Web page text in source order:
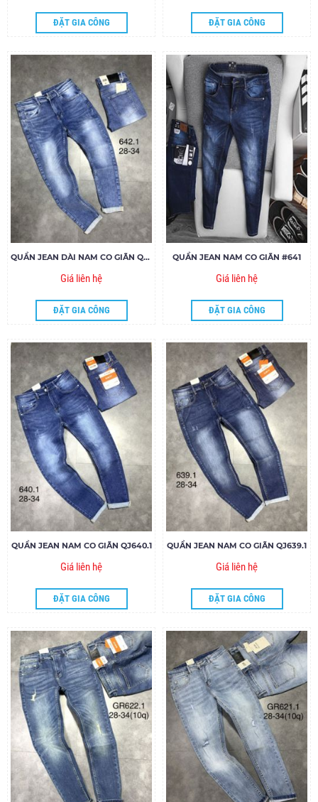
ĐẶT GIA CÔNG ĐẶT GIA CÔNG
QUẦN JEAN DÀI NAM CO GIÃN QJ642.1
Giá liên hệ
ĐẶT GIA CÔNG
QUẦN JEAN NAM CO GIÃN #641
Giá liên hệ
ĐẶT GIA CÔNG
QUẦN JEAN NAM CO GIÃN QJ640.1
Giá liên hệ
ĐẶT GIA CÔNG
QUẦN JEAN NAM CO GIÃN QJ639.1
Giá liên hệ
ĐẶT GIA CÔNG